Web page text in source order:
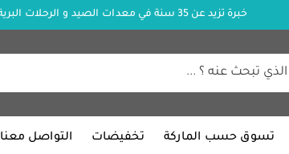
خبرة تزيد عن 35 سنة في معدات الصيد و الرحلات البرية
تسوق حسب الماركة تخفيضات التواصل معنا